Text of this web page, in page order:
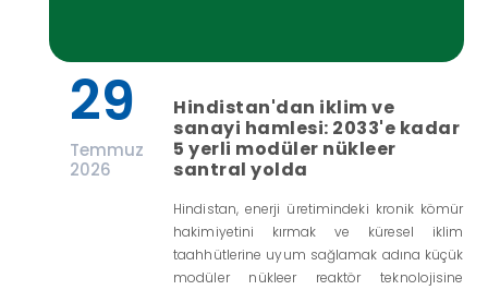
29
Temmuz
2026
Hindistan'dan iklim ve
sanayi hamlesi: 2033'e kadar
5 yerli modüler nükleer
santral yolda
Hindistan, enerji üretimindeki kronik kömür
hakimiyetini kırmak ve küresel iklim
taahhütlerine uyum sağlamak adına küçük
modüler nükleer reaktör teknolojisine